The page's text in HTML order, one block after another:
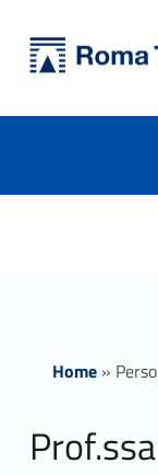
Prof.ssa LAURA FASANARO ricerca - Università Roma Tre
Home»